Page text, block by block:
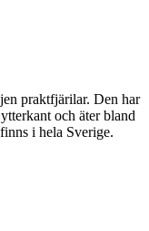
praktfjärilar. Den har
och äter bland
i hela Sverige.